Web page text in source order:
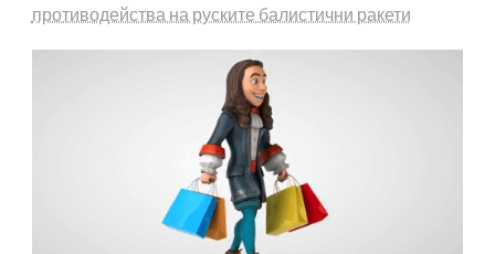
противодейства на руските балистични ракети